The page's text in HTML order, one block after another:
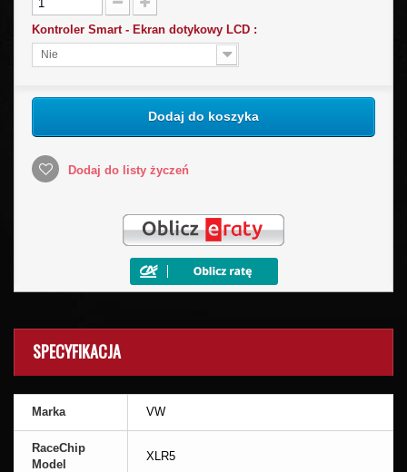
Kontroler Smart - Ekran dotykowy LCD :
Nie
Dodaj do koszyka
Dodaj do listy życzeń
SPECYFIKACJA
Marka VW
RaceChip
Model
XLR5